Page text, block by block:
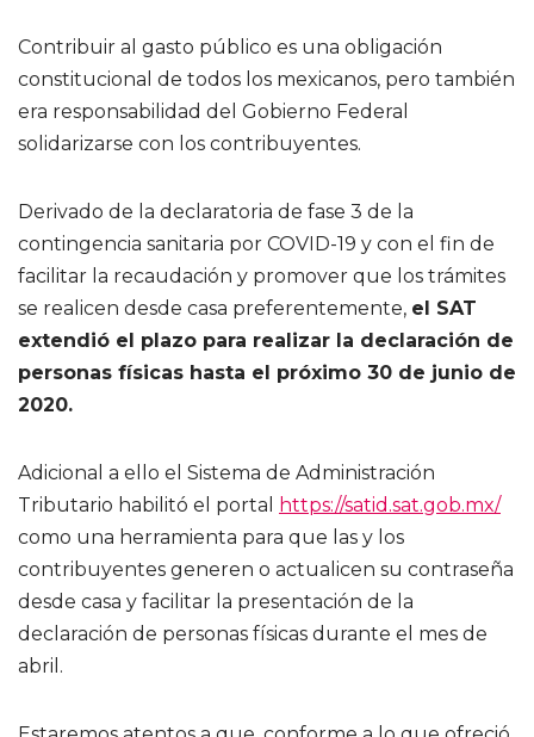
Contribuir al gasto público es una obligación
constitucional de todos los mexicanos, pero también
era responsabilidad del Gobierno Federal
solidarizarse con los contribuyentes.
Derivado de la declaratoria de fase 3 de la
contingencia sanitaria por COVID-19 y con el fin de
facilitar la recaudación y promover que los trámites
se realicen desde casa preferentemente, el SAT
extendió el plazo para realizar la declaración de
personas físicas hasta el próximo 30 de junio de
2020.
Adicional a ello el Sistema de Administración
Tributario habilitó el portal
https://satid.sat.gob.mx/
como una herramienta para que las y los
contribuyentes generen o actualicen su contraseña
desde casa y facilitar la presentación de la
declaración de personas físicas durante el mes de
abril.